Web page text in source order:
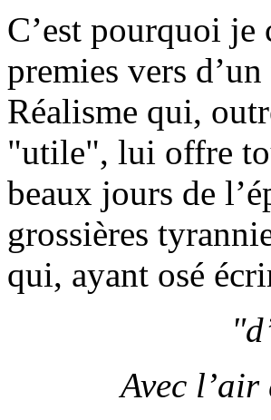
C’est pourquoi
premies vers
Réalisme qui,
"utile", lui offre
beaux jours de
grossières
qui, ayant osé
Avec